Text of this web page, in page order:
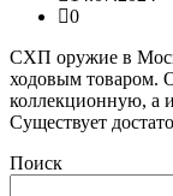
0
СХП оружие в
ходовым товаром.
коллекционную, а
Существует
Поиск